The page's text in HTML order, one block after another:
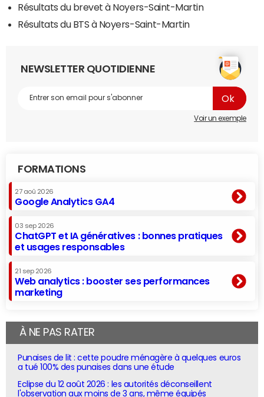
Résultats du brevet à Noyers-Saint-Martin
Résultats du BTS à Noyers-Saint-Martin
NEWSLETTER QUOTIDIENNE
Voir un exemple
FORMATIONS
27 aoû 2026
Google Analytics GA4
03 sep 2026
ChatGPT et IA génératives : bonnes pratiques
et usages responsables
21 sep 2026
Web analytics : booster ses performances
marketing
À NE PAS RATER
Punaises de lit : cette poudre ménagère à quelques euros
a tué 100% des punaises dans une étude
Eclipse du 12 août 2026 : les autorités déconseillent
l'observation aux moins de 3 ans, même équipés